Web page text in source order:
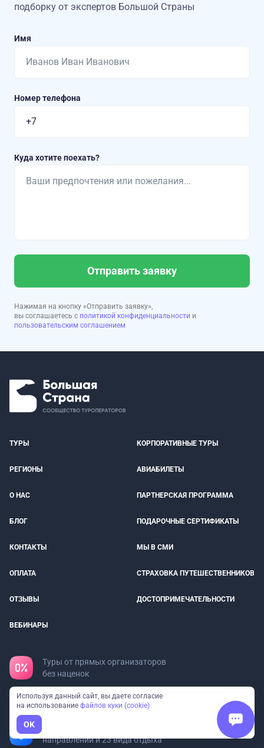
подборку от экспертов Большой Страны
Имя
Номер телефона
Куда хотите поехать?
Отправить заявку
Нажимая на кнопку «Отправить заявку»,
вы соглашаетесь с политикой конфиденциальности и
пользовательским соглашением
ТУРЫ КОРПОРАТИВНЫЕ ТУРЫ
РЕГИОНЫ АВИАБИЛЕТЫ
О НАС ПАРТНЕРСКАЯ ПРОГРАММА
БЛОГ ПОДАРОЧНЫЕ СЕРТИФИКАТЫ
КОНТАКТЫ МЫ В СМИ
ОПЛАТА СТРАХОВКА ПУТЕШЕСТВЕННИКОВ
ОТЗЫВЫ ДОСТОПРИМЕЧАТЕЛЬНОСТИ
ВЕБИНАРЫ
Туры от прямых организаторов
без наценок
Все организаторы в реестре
туроператоров
направлений и 23 вида отдыха
Используя данный сайт, вы даете согласие
на использование файлов куки (cookie)
OK